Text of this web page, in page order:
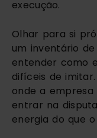
execução.
Olhar para si
um inventário
entender como
difíceis de
onde a
entrar na
energia do que